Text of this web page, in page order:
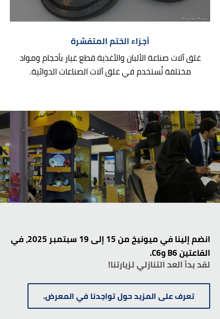
أجزاء الختم المتقشرة
غلق آلات صناعة الألبان والأغذية قطع غيار بأحجام ومواد
مختلفة تُستخدم في غلق آلات الصناعات الدوائية.
انضم إلينا في ميونيخ من 15 إلى 19 سبتمبر 2025، في
القاعتين B6 وC6.
لقد بدأ العد التنازلي لزيارتنا!
تعرف على المزيد حول تواجدنا في المعرض.